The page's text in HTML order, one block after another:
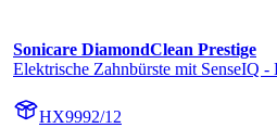
Sonicare DiamondClean Prestige
Elektrische Zahnbürste mit SenseIQ -
HX9992/12